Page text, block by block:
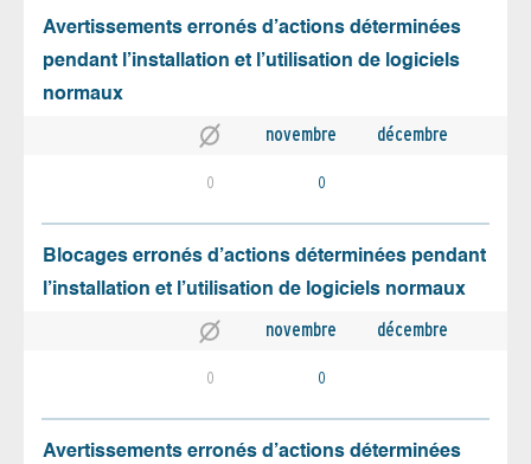
Avertissements erronés d’actions déterminées
pendant l’installation et l’utilisation de logiciels
normaux
novembre décembre
0 0
Blocages erronés d’actions déterminées pendant
l’installation et l’utilisation de logiciels normaux
novembre décembre
0 0
Avertissements erronés d’actions déterminées